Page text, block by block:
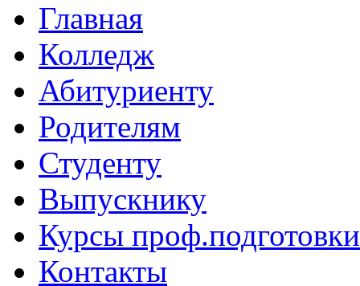
Главная
Колледж
Абитуриенту
Родителям
Студенту
Выпускнику
Курсы проф.подготовки
Контакты